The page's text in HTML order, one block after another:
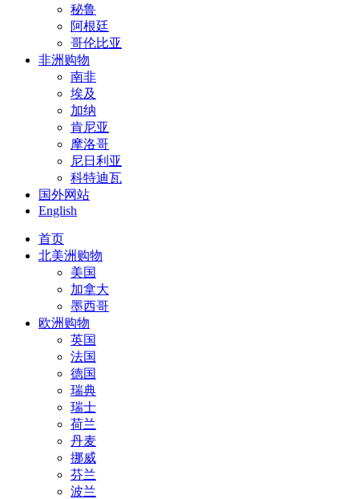
秘鲁
阿根廷
哥伦比亚
非洲购物
南非
埃及
加纳
肯尼亚
摩洛哥
尼日利亚
科特迪瓦
国外网站
English
首页
北美洲购物
美国
加拿大
墨西哥
欧洲购物
英国
法国
德国
瑞典
瑞士
荷兰
丹麦
挪威
芬兰
波兰